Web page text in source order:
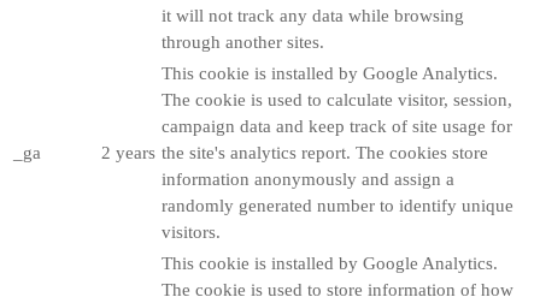
it will not track any data while browsing
through another sites.
_ga 2 years
This cookie is installed by Google Analytics.
The cookie is used to calculate visitor, session,
campaign data and keep track of site usage for
the site's analytics report. The cookies store
information anonymously and assign a
randomly generated number to identify unique
visitors.
This cookie is installed by Google Analytics.
The cookie is used to store information of how